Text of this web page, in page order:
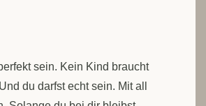
sein. Kein Kind braucht
du darfst echt sein. Mit all